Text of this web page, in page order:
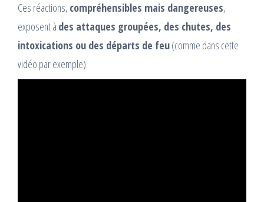
Ces réactions, compréhensibles mais dangereuses,
exposent à des attaques groupées, des chutes, des
intoxications ou des départs de feu(comme dans cette
vidéo par exemple).